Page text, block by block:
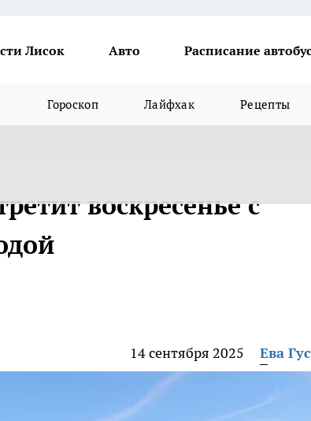
Лисок Авто Расписание
Гороскоп Лайфхак Рецепты
воскресенье с
14 сентября 2025 Ева